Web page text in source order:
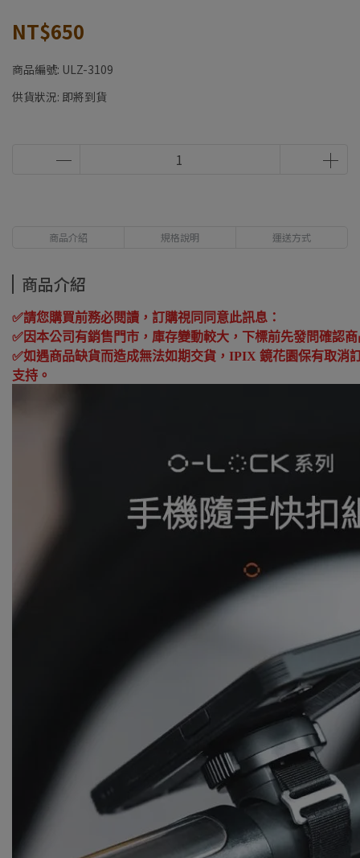
NT$650
商品編號: ULZ-3109
供貨狀況: 即將到貨
商品介紹 規格說明 運送方式
商品介紹
✅請您購買前務必閱讀，訂購視同同意此訊息：
✅因本公司有銷售門市，庫存變動較大，下標前先發問確認
✅如遇商品缺貨而造成無法如期交貨， IPIX 鏡花園保有取消
支持。